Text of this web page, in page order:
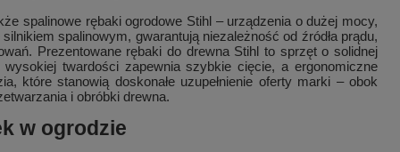
spalinowe rębaki ogrodowe Stihl – urządzenia o dużej mocy,
spalinowym, gwarantują niezależność od źródła prądu,
Prezentowane rębaki do drewna Stihl to sprzęt o solidnej
twardości zapewnia szybkie cięcie, a ergonomiczne
które stanowią doskonałe uzupełnienie oferty marki – obok
i obróbki drewna.
w ogrodzie